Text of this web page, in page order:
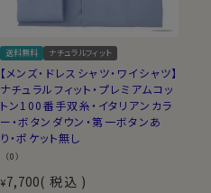
送料無料 ナチュラルフィット
【メンズ・ドレスシャツ・ワイシャツ】
ナチュラルフィット・プレミアムコッ
トン100番手双糸・イタリアンカラ
ー・ボタンダウン・第一ボタンあ
り・ポケット無し
（0）
¥7,700 税込